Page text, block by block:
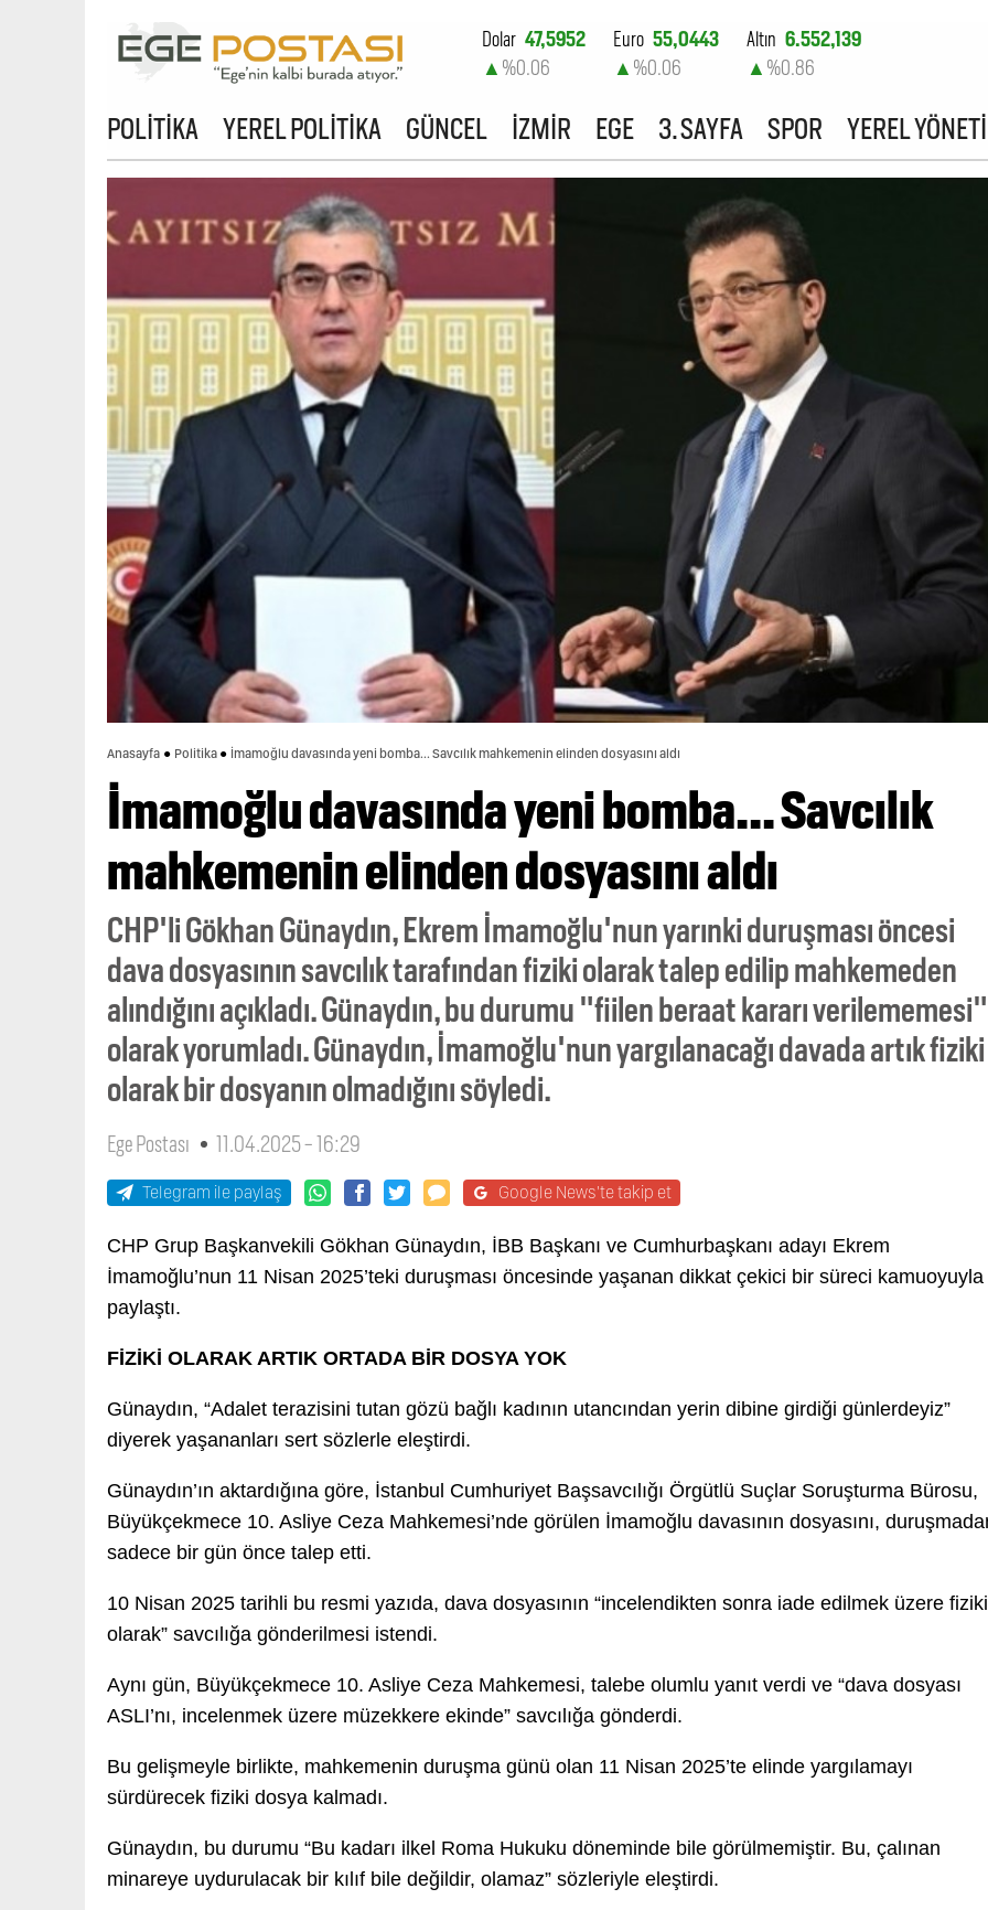
Dolar 47,5952
▲ %0.06
Euro 55,0443
▲ %0.06
Altın 6.552,139
▲ %0.86
%0.51
POLİTİKA YEREL POLİTİKA GÜNCEL İZMİR EGE 3. SAYFA SPOR YEREL
Anasayfa Politika İmamoğlu davasında yeni bomba... Savcılık mahkemenin elinden dosyasını aldı
İmamoğlu davasında yeni bomba... Savcılık
mahkemenin elinden dosyasını aldı
CHP'li Gökhan Günaydın, Ekrem İmamoğlu'nun yarınki duruşması öncesi
dava dosyasının savcılık tarafından fiziki olarak talep edilip mahkemeden
alındığını açıkladı. Günaydın, bu durumu "fiilen beraat kararı verilememesi"
olarak yorumladı. Günaydın, İmamoğlu'nun yargılanacağı davada artık fiziki
olarak bir dosyanın olmadığını söyledi.
Ege Postası 11.04.2025 - 16:29
Telegram ile paylaş Google News'te takip et
CHP Grup Başkanvekili Gökhan Günaydın, İBB Başkanı ve Cumhurbaşkanı adayı Ekrem
İmamoğlu’nun 11 Nisan 2025’teki duruşması öncesinde yaşanan dikkat çekici bir süreci kamuoyuyla
paylaştı.
FİZİKİ OLARAK ARTIK ORTADA BİR DOSYA YOK
Günaydın, “Adalet terazisini tutan gözü bağlı kadının utancından yerin dibine girdiği günlerdeyiz”
diyerek yaşananları sert sözlerle eleştirdi.
Günaydın’ın aktardığına göre, İstanbul Cumhuriyet Başsavcılığı Örgütlü Suçlar Soruşturma Bürosu,
Büyükçekmece 10. Asliye Ceza Mahkemesi’nde görülen İmamoğlu davasının dosyasını,
sadece bir gün önce talep etti.
10 Nisan 2025 tarihli bu resmi yazıda, dava dosyasının “incelendikten sonra iade edilmek üzere fiziki
olarak” savcılığa gönderilmesi istendi.
Aynı gün, Büyükçekmece 10. Asliye Ceza Mahkemesi, talebe olumlu yanıt verdi ve “dava dosyası
ASLI’nı, incelenmek üzere müzekkere ekinde” savcılığa gönderdi.
Bu gelişmeyle birlikte, mahkemenin duruşma günü olan 11 Nisan 2025’te elinde yargılamayı
sürdürecek fiziki dosya kalmadı.
Günaydın, bu durumu “Bu kadarı ilkel Roma Hukuku döneminde bile görülmemiştir. Bu, çalınan
minareye uydurulacak bir kılıf bile değildir, olamaz” sözleriyle eleştirdi.